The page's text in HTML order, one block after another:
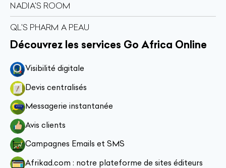
NADIA'S ROOM
QL'S PHARM A PEAU
Découvrez les services Go Africa Online
Visibilité digitale
Devis centralisés
Messagerie instantanée
Avis clients
Campagnes Emails et SMS
Afrikad.com : notre plateforme de sites éditeurs